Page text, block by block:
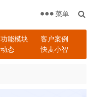
能模块
客户案例
态 快麦小智
菜单